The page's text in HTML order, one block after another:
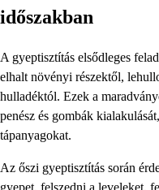
időszakban
A gyeptisztítás elsődleges
elhalt növényi részektől,
hulladéktól. Ezek a
penész és gombák
tápanyagokat.
Az őszi gyeptisztítás során